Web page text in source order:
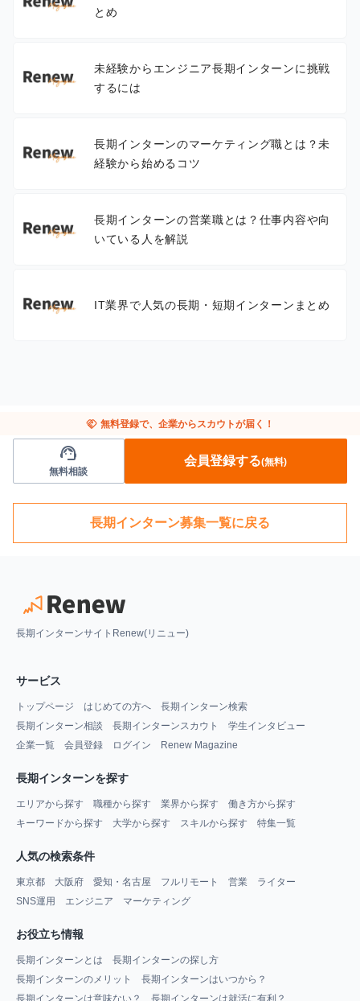
とめ
未経験からエンジニア長期インターンに挑戦
するには
長期インターンのマーケティング職とは？未
経験から始めるコツ
長期インターンの営業職とは？仕事内容や向
いている人を解説
IT業界で人気の長期・短期インターンまとめ
handshake 無料登録で、企業からスカウトが届く！
support_agent
無料相談
会員登録する(無料)
長期インターン募集一覧に戻る
長期インターンサイトRenew(リニュー)
サービス
トップページ はじめての方へ
長期インターン検索
長期インターン相談
長期インターンスカウト
学生インタビュー
企業一覧
会員登録 ログイン Renew Magazine
長期インターンを探す
エリアから探す 職種から探す 業界から探す
働き方から探す
キーワードから探す
大学から探す スキルから探す 特集一覧
人気の検索条件
東京都 大阪府 愛知・名古屋 フルリモート 営業
ライター
SNS運用
エンジニア マーケティング
お役立ち情報
長期インターンとは
長期インターンの探し方
長期インターンのメリット
長期インターンはいつから？
長期インターンは意味ない？
長期インターンは就活に有利？